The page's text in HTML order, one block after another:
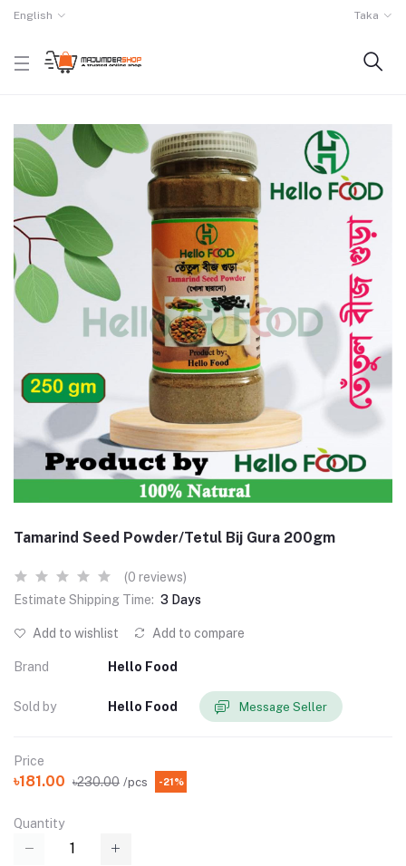
English Taka
Tamarind Seed Powder/Tetul Bij Gura 200gm
(0 reviews)
Estimate Shipping Time: 3 Days
Add to wishlist Add to compare
Brand Hello Food
Sold by Hello Food Message Seller
Price
৳181.00 ৳230.00 /pcs -21%
Quantity